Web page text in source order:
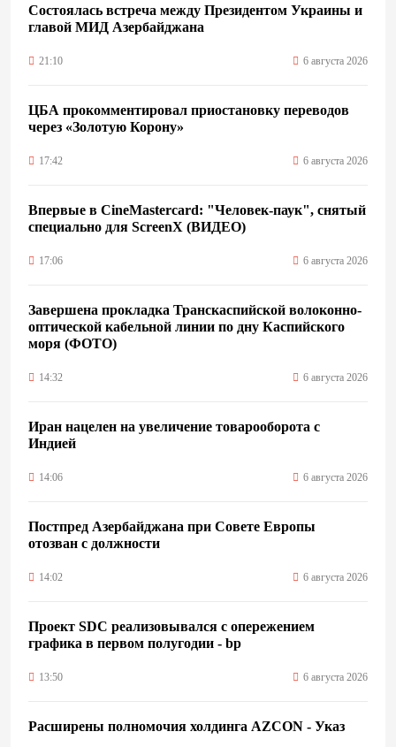
Состоялась встреча между Президентом Украины и
главой МИД Азербайджана
21:10 6 августа 2026
ЦБА прокомментировал приостановку переводов
через «Золотую Корону»
17:42 6 августа 2026
Впервые в CineMastercard: "Человек-паук", снятый
специально для ScreenX (ВИДЕО)
17:06 6 августа 2026
Завершена прокладка Транскаспийской волоконно-
оптической кабельной линии по дну Каспийского
моря (ФОТО)
14:32 6 августа 2026
Иран нацелен на увеличение товарооборота с
Индией
14:06 6 августа 2026
Постпред Азербайджана при Совете Европы
отозван с должности
14:02 6 августа 2026
Проект SDC реализовывался с опережением
графика в первом полугодии - bp
13:50 6 августа 2026
Расширены полномочия холдинга AZCON - Указ